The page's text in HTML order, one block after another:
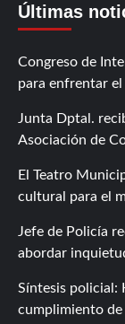
Últimas
Congreso de
para enfrentar
Junta Dptal.
Asociación de
El Teatro
cultural para el
Jefe de Policía
abordar
Síntesis policial:
cumplimiento